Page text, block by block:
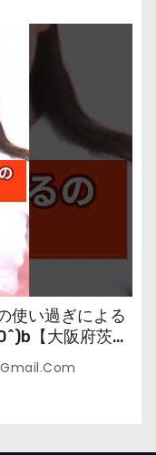
使い過ぎによる
【大阪府茨木
えます。】